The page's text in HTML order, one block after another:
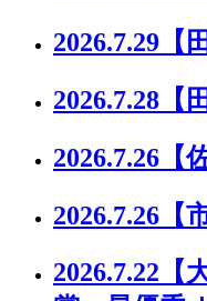
2026.7.29 【
2026.7.28 【
2026.7.26 【
2026.7.26 【
2026.7.22 【